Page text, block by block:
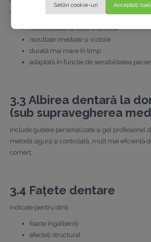
ședință. Avantaje:
nu afectează structura dintelui
rezultate imediate și vizibile
durată mai mare în timp
adaptată în funcție de sensibilitatea
3.3 Albirea dentară la
(sub supravegherea
Include gutiere personalizate și gel profesional
metodă sigură și controlată, mult mai eficientă
comerț.
3.4 Fațete dentare
Indicate pentru dinți:
foarte îngălbeniți
afectați structural
Setări cookie-uri Acceptați